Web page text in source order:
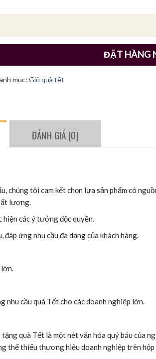
ĐẶT HÀNG
mục: Giỏ quà tết
ĐÁNH GIÁ (0)
chúng tôi cam kết chọn lựa sản phẩm có
lượng.
các ý tưởng độc quyền.
ứng nhu cầu đa dạng của khách hàng.
cầu quà Tết cho các doanh nghiệp lớn.
quà Tết là một nét văn hóa quý báu của
thể thiếu thương hiệu doanh nghiệp trên